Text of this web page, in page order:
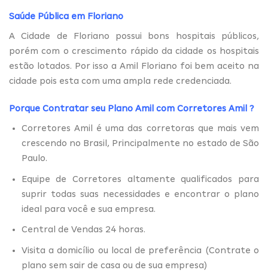
Saúde Pública em Floriano
A Cidade de Floriano possui bons hospitais públicos,
porém com o crescimento rápido da cidade os hospitais
estão lotados. Por isso a Amil Floriano foi bem aceito na
cidade pois esta com uma ampla rede credenciada.
Porque Contratar seu Plano Amil com Corretores Amil ?
Corretores Amil é uma das corretoras que mais vem
crescendo no Brasil, Principalmente no estado de São
Paulo.
Equipe de Corretores altamente qualificados para
suprir todas suas necessidades e encontrar o plano
ideal para você e sua empresa.
Central de Vendas 24 horas.
Visita a domicílio ou local de preferência (Contrate o
plano sem sair de casa ou de sua empresa)